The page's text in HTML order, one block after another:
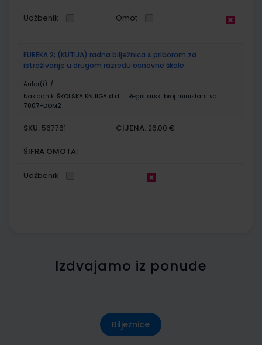
Udžbenik Omot
EUREKA 2; (KUTIJA) radna bilježnica s priborom za
istraživanje u drugom razredu osnovne škole
Autor(i): /
Nakladnik: ŠKOLSKA KNJIGA d.d.
Registarski broj ministarstva:
7007-DOM2
SKU: 567761 CIJENA: 26,00 €
ŠIFRA OMOTA:
Udžbenik
Izdvajamo iz ponude
Bilježnice